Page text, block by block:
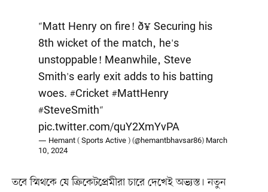
"Matt Henry on fire! ð¥ Securing his
8th wicket of the match, he's
unstoppable! Meanwhile, Steve
Smith's early exit adds to his batting
woes. #Cricket #MattHenry
#SteveSmith"
pic.twitter.com/quY2XmYvPA
— Hemant ( Sports Active ) (@hemantbhavsar86) March
10, 2024
তবে স্মিথকে যে ক্রিকেটপ্রেমীরা চারে দেখেই অভ্যস্ত। নতুন